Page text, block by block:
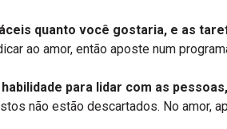
quanto você gostaria, e as
ao amor, então aposte num
para lidar com as
não estão descartados. No amor,